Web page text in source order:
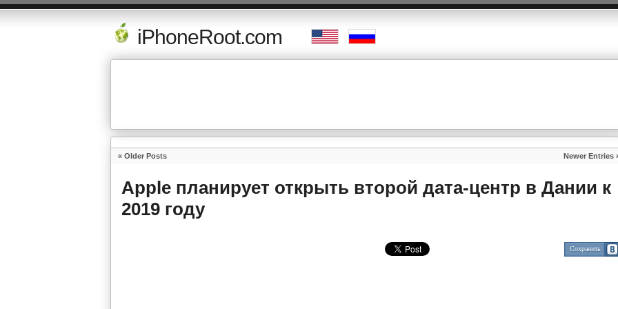
iPhoneRoot.com
« Older Posts Newer Entries
Apple планирует открыть второй дата-центр в Дании к
2019 году
Сохранить